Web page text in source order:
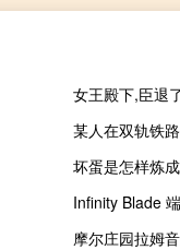
女王殿下,臣退
某人在双轨铁
坏蛋是怎样炼
Infinity Blade
摩尔庄园拉姆